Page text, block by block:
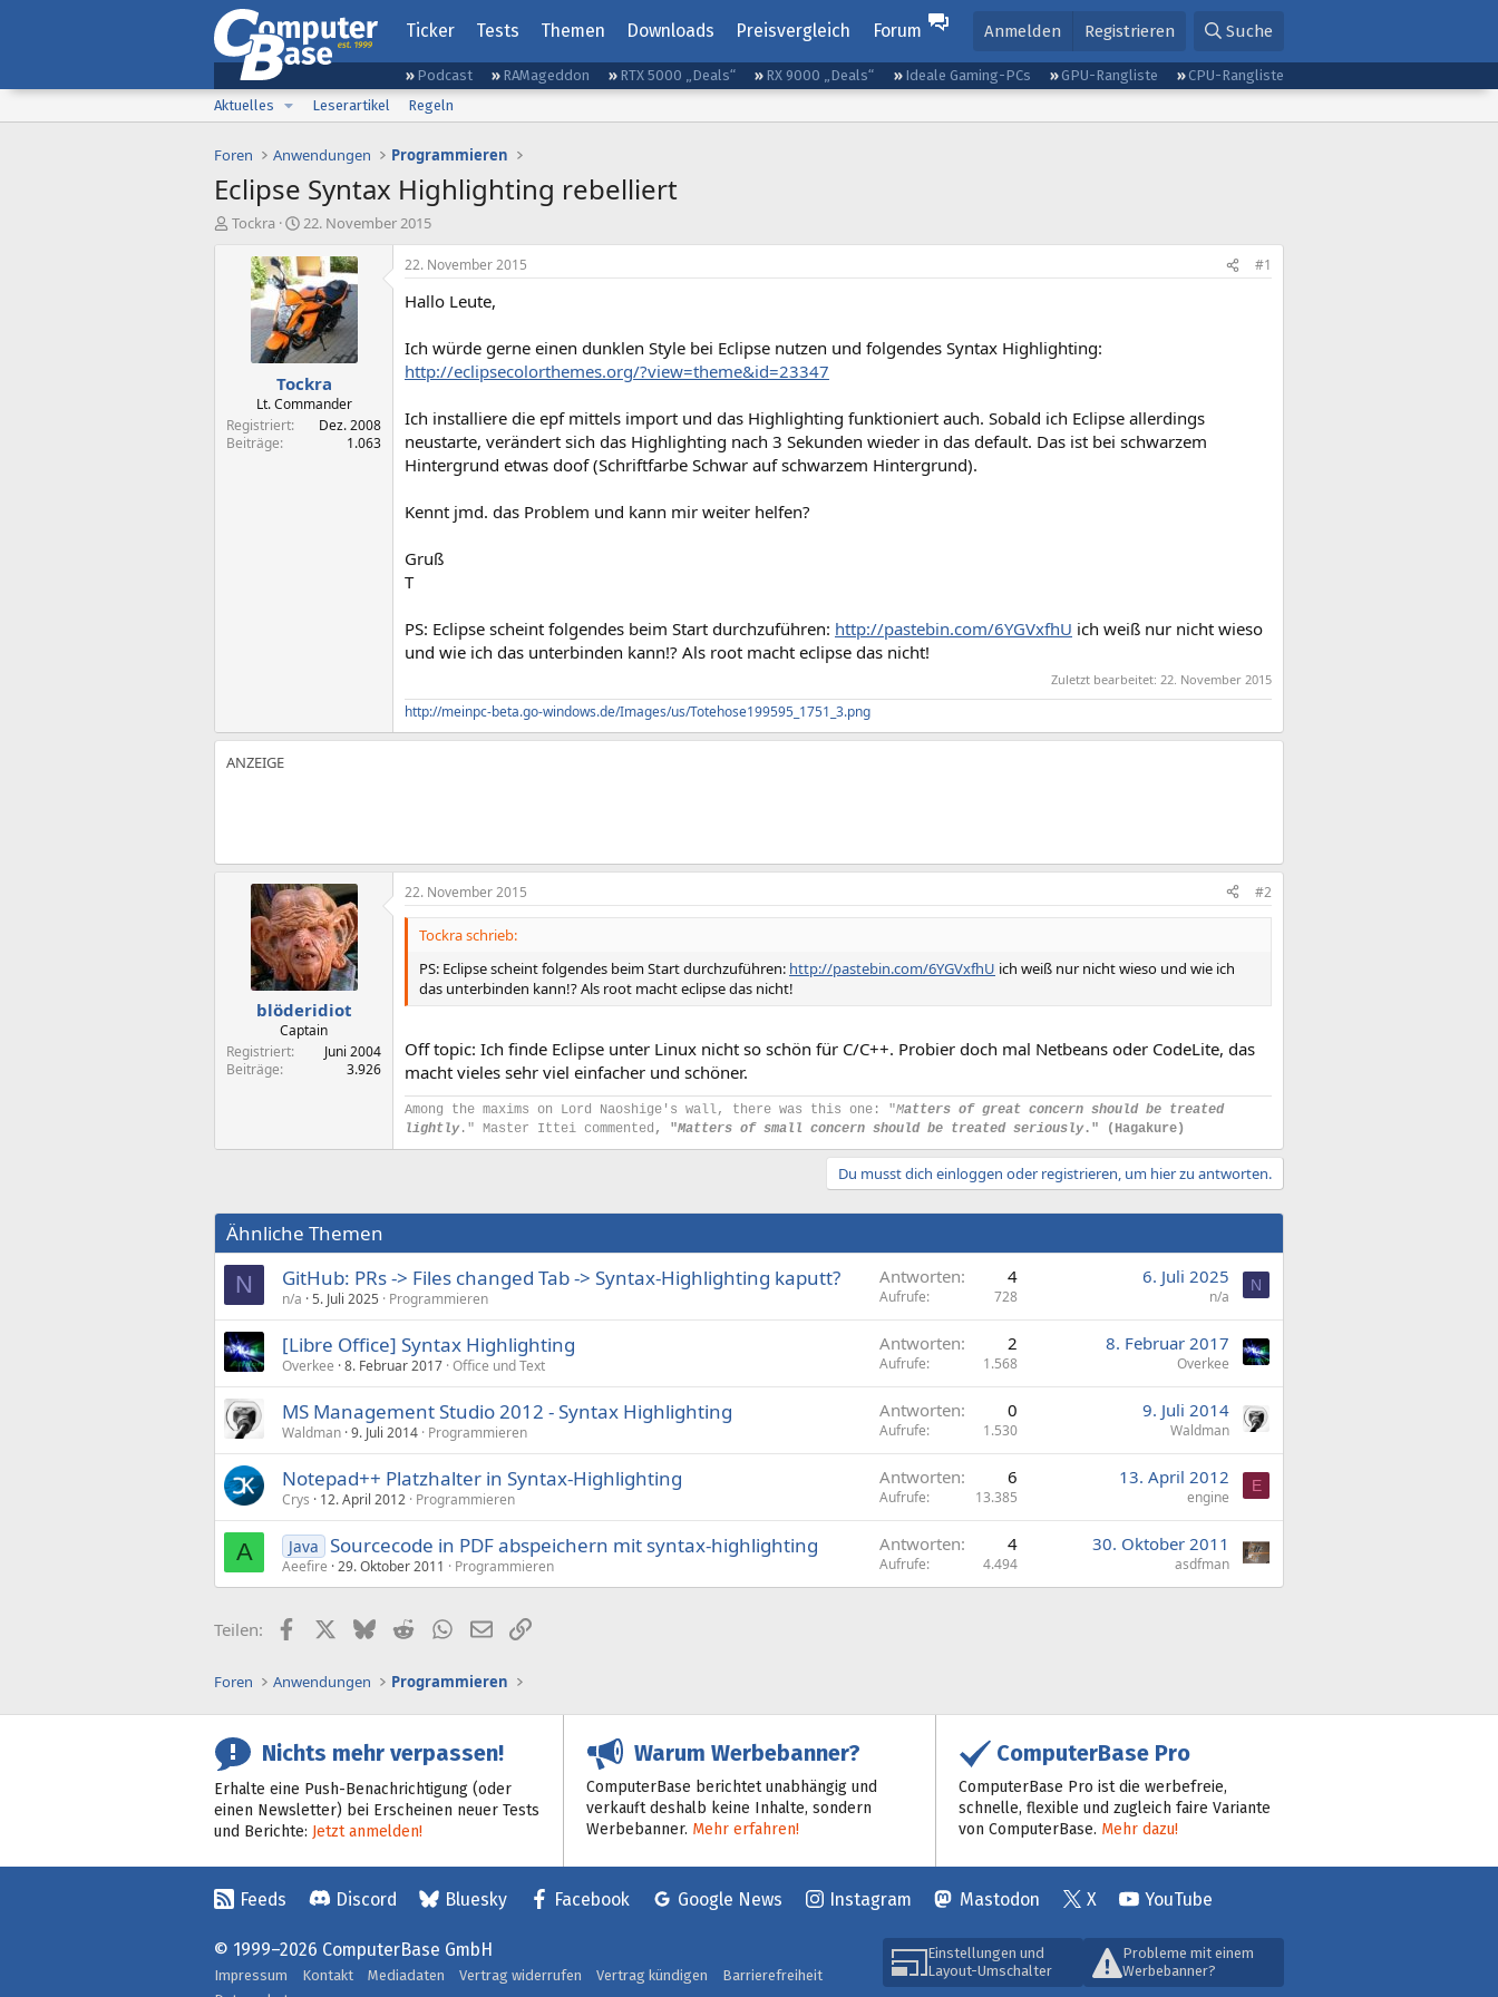
Ticker Tests Themen Downloads Preisvergleich Forum Anmelden Registrieren Suche
Podcast RAMageddon RTX 5000 „Deals“ RX 9000 „Deals“ Ideale Gaming-PCs GPU-Rangliste
CPU-Rangliste
Aktuelles
Leserartikel Regeln
Foren Anwendungen Programmieren
Eclipse Syntax Highlighting rebelliert
E
Tockra
E
s
t
e
l
l
t
a
m
22. November 2015
Tockra
Lt. Commander
Registriert
Dez. 2008
Beiträge
1.063
22. November 2015 #1
Hallo Leute,
Ich würde gerne einen dunklen Style bei Eclipse nutzen und folgendes Syntax Highlighting:
http://eclipsecolorthemes.org/?view=theme&id=23347
Ich installiere die epf mittels import und das Highlighting funktioniert auch. Sobald ich Eclipse allerdings
neustarte, verändert sich das Highlighting nach 3 Sekunden wieder in das default. Das ist bei schwarzem
Hintergrund etwas doof (Schriftfarbe Schwar auf schwarzem Hintergrund).
Kennt jmd. das Problem und kann mir weiter helfen?
Gruß
T
PS: Eclipse scheint folgendes beim Start durchzuführen: http://pastebin.com/6YGVxfhU ich weiß nur nicht wieso
und wie ich das unterbinden kann!? Als root macht eclipse das nicht!
Zuletzt bearbeitet: 22. November 2015
http://meinpc-beta.go-windows.de/Images/us/Totehose199595_1751_3.png
blöderidiot
Captain
Registriert
Juni 2004
Beiträge
3.926
22. November 2015 #2
Tockra schrieb:
PS: Eclipse scheint folgendes beim Start durchzuführen: http://pastebin.com/6YGVxfhU ich weiß nur nicht wieso und wie ich
das unterbinden kann!? Als root macht eclipse das nicht!
Off topic: Ich finde Eclipse unter Linux nicht so schön für C/C++. Probier doch mal Netbeans oder CodeLite, das
macht vieles sehr viel einfacher und schöner.
Among the maxims on Lord Naoshige's wall, there was this one: "Matters of great concern should be treated
lightly ." Master Ittei commented , "Matters of small concern should be treated seriously." (Hagakure)
Du musst dich einloggen oder registrieren, um hier zu antworten.
Ähnliche Themen
N GitHub: PRs -> Files changed Tab -> Syntax-Highlighting kaputt?
n/a 5. Juli 2025 Programmieren
Antworten 4
Aufrufe 728
6. Juli 2025
n/a
N
[Libre Office] Syntax Highlighting
Overkee 8. Februar 2017 Office und Text
Antworten 2
Aufrufe 1.568
8. Februar 2017
Overkee
MS Management Studio 2012 - Syntax Highlighting
Waldman 9. Juli 2014 Programmieren
Antworten 0
Aufrufe 1.530
9. Juli 2014
Waldman
Notepad++ Platzhalter in Syntax-Highlighting
Crys 12. April 2012 Programmieren
Antworten 6
Aufrufe 13.385
13. April 2012
engine
E
A Java Sourcecode in PDF abspeichern mit syntax-highlighting
Aeefire 29. Oktober 2011 Programmieren
Antworten 4
Aufrufe 4.494
30. Oktober 2011
asdfman
Teilen: FacebookX (Twitter)
BlueskyRedditWhatsApp
E-MailLink
Foren Anwendungen Programmieren
Nichts mehr verpassen!
Erhalte eine Push-Benachrichtigung (oder
einen Newsletter) bei Erscheinen neuer Tests
und Berichte: Jetzt anmelden!
Warum Werbebanner?
ComputerBase berichtet unabhängig und
verkauft deshalb keine Inhalte, sondern
Werbebanner. Mehr erfahren!
ComputerBase Pro
ComputerBase Pro ist die werbefreie,
schnelle, flexible und zugleich faire Variante
von ComputerBase. Mehr dazu!
Feeds Discord Bluesky Facebook Google News Instagram Mastodon X YouTube
Einstellungen und
Layout-Umschalter
Probleme mit einem
Werbebanner?
© 1999–2026 ComputerBase GmbH
Impressum Kontakt Mediadaten Vertrag widerrufen Vertrag kündigen
Barrierefreiheit